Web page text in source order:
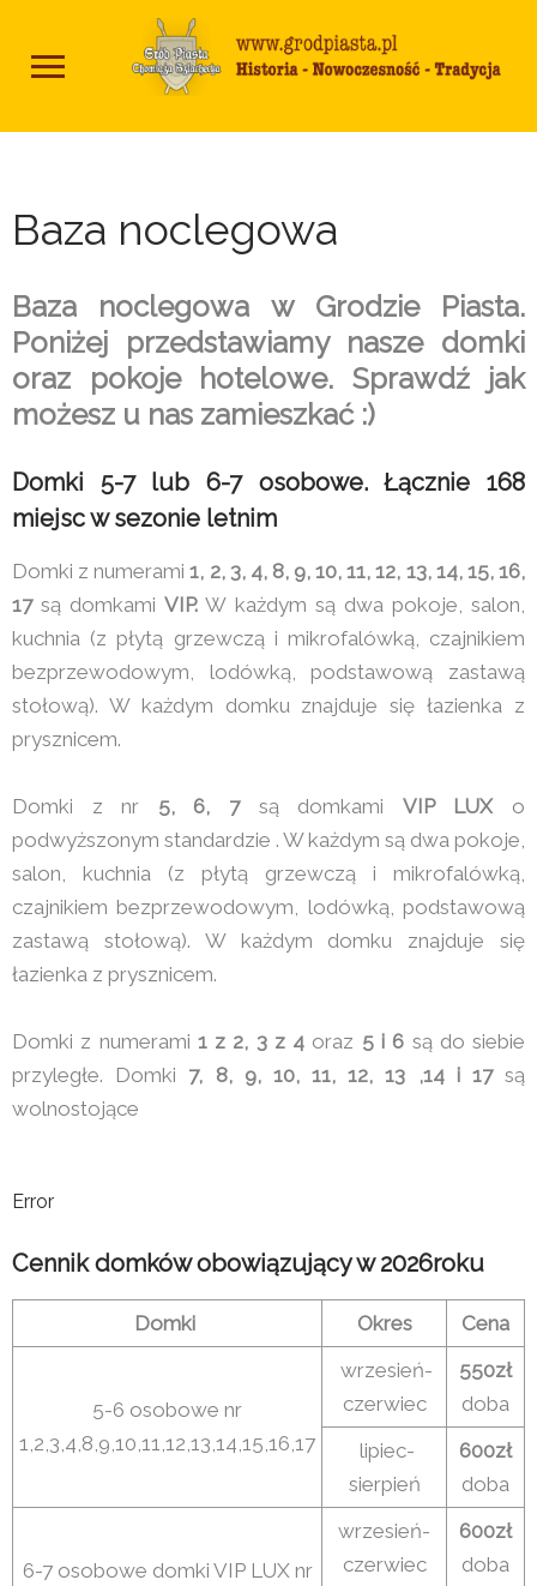
Baza noclegowa
Baza noclegowa w Grodzie Piasta.
Poniżej przedstawiamy nasze domki
oraz pokoje hotelowe. Sprawdź jak
możesz u nas zamieszkać :)
Domki 5-7 lub 6-7 osobowe. Łącznie 168
miejsc w sezonie letnim
Domki z numerami1, 2, 3, 4, 8, 9, 10, 11, 12, 13, 14, 15, 16,
17są domkamiVIP. W każdym są dwa pokoje, salon,
kuchnia (z płytą grzewczą i mikrofalówką, czajnikiem
bezprzewodowym, lodówką, podstawową zastawą
stołową). W każdym domku znajduje się łazienka z
prysznicem.
Domki z nr 5, 6, 7są domkami VIP LUXo
podwyższonym standardzie . W każdym są dwa pokoje,
salon, kuchnia (z płytą grzewczą i mikrofalówką,
czajnikiem bezprzewodowym, lodówką, podstawową
zastawą stołową). W każdym domku znajduje się
łazienka z prysznicem.
Domki z numerami 1 z 2, 3 z 4 oraz 5 i 6 są do siebie
przyległe. Domki 7, 8, 9, 10, 11, 12, 13 ,14 i 17są
wolnostojące
Error
Cennik domków obowiązujący w 2026roku
Domki Okres Cena
5-6 osobowe nr
1,2,3,4,8,9,10,11,12,13,14,15,16,17
wrzesień-
czerwiec
550zł
doba
lipiec-
sierpień
600zł
doba
6-7 osobowe domki VIP LUX nr
wrzesień-
czerwiec
600zł
doba